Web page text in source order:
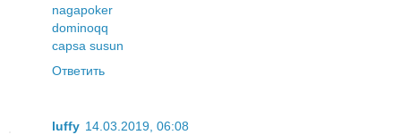
nagapoker
dominoqq
capsa susun
Ответить
luffy 14.03.2019, 06:08